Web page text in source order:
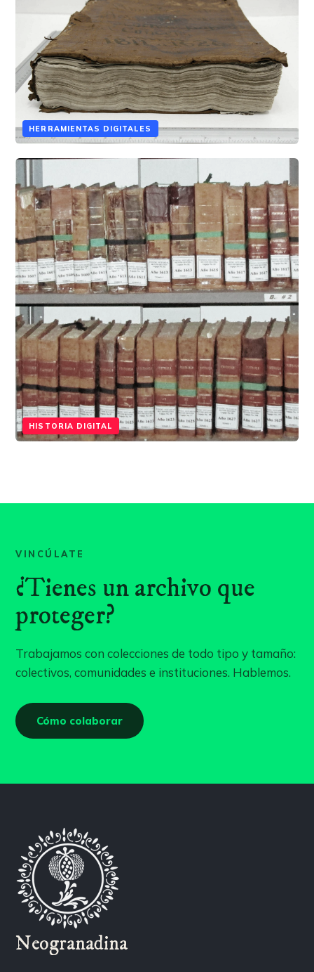
HERRAMIENTAS DIGITALES
HISTORIA DIGITAL
VINCÚLATE
¿Tienes un archivo que
proteger?
Trabajamos con colecciones de todo tipo y tamaño:
colectivos, comunidades e instituciones. Hablemos.
Cómo colaborar
Neogranadina